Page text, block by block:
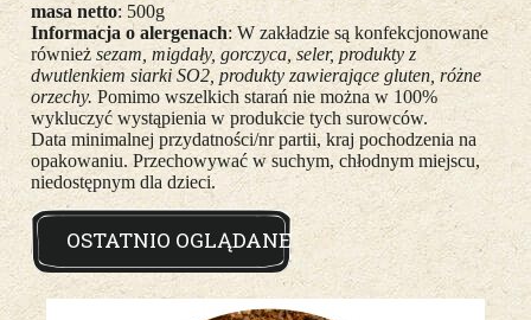
masa netto: 500g
Informacja o alergenach: W zakładzie są konfekcjonowane
również sezam, migdały, gorczyca, seler, produkty z
dwutlenkiem siarki SO2, produkty zawierające gluten, różne
orzechy. Pomimo wszelkich starań nie można w 100%
wykluczyć wystąpienia w produkcie tych surowców.
Data minimalnej przydatności/nr partii, kraj pochodzenia na
opakowaniu. Przechowywać w suchym, chłodnym miejscu,
niedostępnym dla dzieci.
OSTATNIO OGLĄDANE